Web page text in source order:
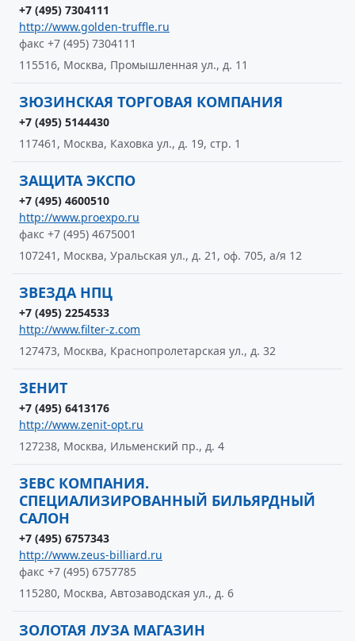
+7 (495) 7304111
http://www.golden-truffle.ru
факс +7 (495) 7304111
115516, Москва, Промышленная ул., д. 11
ЗЮЗИНСКАЯ ТОРГОВАЯ КОМПАНИЯ
+7 (495) 5144430
117461, Москва, Каховка ул., д. 19, стр. 1
ЗАЩИТА ЭКСПО
+7 (495) 4600510
http://www.proexpo.ru
факс +7 (495) 4675001
107241, Москва, Уральская ул., д. 21, оф. 705, а/я 12
ЗВЕЗДА НПЦ
+7 (495) 2254533
http://www.filter-z.com
127473, Москва, Краснопролетарская ул., д. 32
ЗЕНИТ
+7 (495) 6413176
http://www.zenit-opt.ru
127238, Москва, Ильменский пр., д. 4
ЗЕВС КОМПАНИЯ.
СПЕЦИАЛИЗИРОВАННЫЙ БИЛЬЯРДНЫЙ
САЛОН
+7 (495) 6757343
http://www.zeus-billiard.ru
факс +7 (495) 6757785
115280, Москва, Автозаводская ул., д. 6
ЗОЛОТАЯ ЛУЗА МАГАЗИН